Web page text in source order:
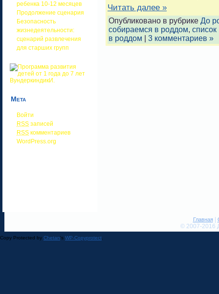
ребенка 10-12 месяцев
Продолжение сценария
Безопасность
жизнедеятельности:
сценарий развлечения
для старших групп
Мета
Войти
RSS записей
RSS комментариев
WordPress.org
Читать далее »
Опубликовано в рубрике До
собираемся в роддом,
в роддом
3 комментариев »
Главная|
© 2007-2016
Copy Protected by Chetan's WP-Copyprotect